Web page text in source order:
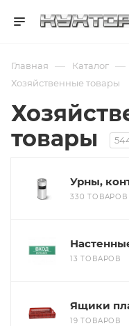
Главная — Каталог —
Хозяйственные товары
товары
Урны,
330 ТОВАРОВ
13 ТОВАРОВ
Ящики
19 ТОВАРОВ